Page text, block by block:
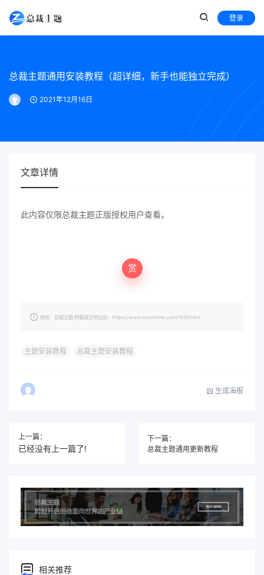
登录
总裁主题通用安装教程（超详细，新手也能独立完成）
2021年12月16日
文章详情
此内容仅限总裁主题正版授权用户查看。
赏
版权：总裁主题 转载请注明出处：https://www.ceotheme.com/1039.html
主题安装教程 总裁主题安装教程
生成海报
上一篇：
已经没有上一篇了!
下一篇：
总裁主题通用更新教程
相关推荐